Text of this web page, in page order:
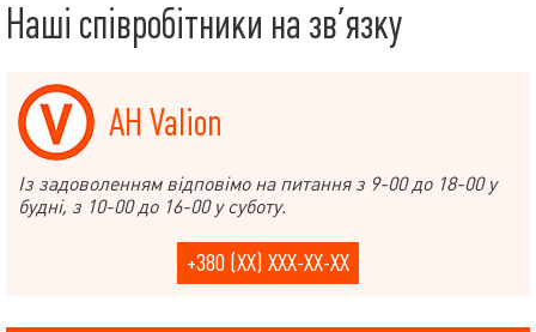
Наші співробітники на зв’язку
АН Valion
Із задоволенням відповімо на питання з 9-00 до 18-00 у
будні, з 10-00 до 16-00 у суботу.
+380 (XX) XXX-XX-XX